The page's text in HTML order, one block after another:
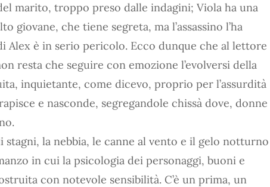
marito, troppo preso dalle indagini; Viola ha una
giovane, che tiene segreta, ma l’assassino l’ha
Alex è in serio pericolo. Ecco dunque che al lettore
resta che seguire con emozione l’evolversi della
inquietante, come dicevo, proprio per l’assurdità
e nasconde, segregandole chissà dove, donne
stagni, la nebbia, le canne al vento e il gelo notturno
in cui la psicologia dei personaggi, buoni e
con notevole sensibilità. C’è un prima, un